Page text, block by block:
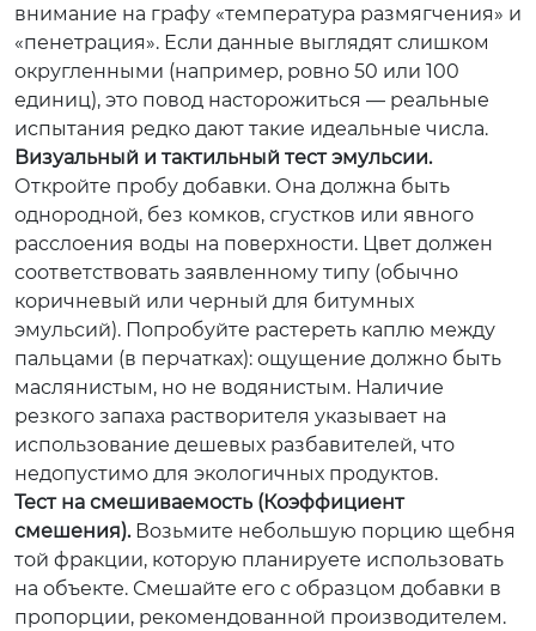
внимание на графу «температура размягчения» и
«пенетрация». Если данные выглядят слишком
округленными (например, ровно 50 или 100
единиц), это повод насторожиться — реальные
испытания редко дают такие идеальные числа.
Визуальный и тактильный тест эмульсии.
Откройте пробу добавки. Она должна быть
однородной, без комков, сгустков или явного
расслоения воды на поверхности. Цвет должен
соответствовать заявленному типу (обычно
коричневый или черный для битумных
эмульсий). Попробуйте растереть каплю между
пальцами (в перчатках): ощущение должно быть
маслянистым, но не водянистым. Наличие
резкого запаха растворителя указывает на
использование дешевых разбавителей, что
недопустимо для экологичных продуктов.
Тест на смешиваемость (Коэффициент
смешения).Возьмите небольшую порцию щебня
той фракции, которую планируете использовать
на объекте. Смешайте его с образцом добавки в
пропорции, рекомендованной производителем.